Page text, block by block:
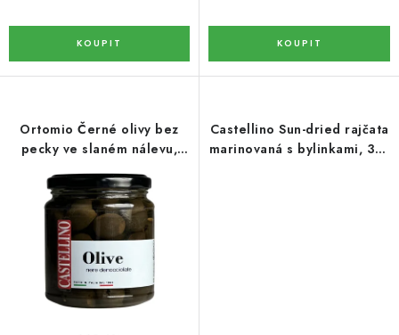
LYOFILIZOVANÉ OVOCE / JAHODY
OŘECHY PRAŽENÉ, SOLENÉ A DOCHUCENÉ /
PISTÁCIE PRAŽENÉ SOLENÉ
SUŠENÉ OVOCE / KLIKVA (BRUSINKY)
LYOFILIZOVANÉ OVOCE / BANÁN
BYLINKY
Ortomio Černé olivy bez
pecky ve slaném nálevu,
314 ml/280 g
Castellino Sun-dried rajčata
marinovaná s bylinkami, 314